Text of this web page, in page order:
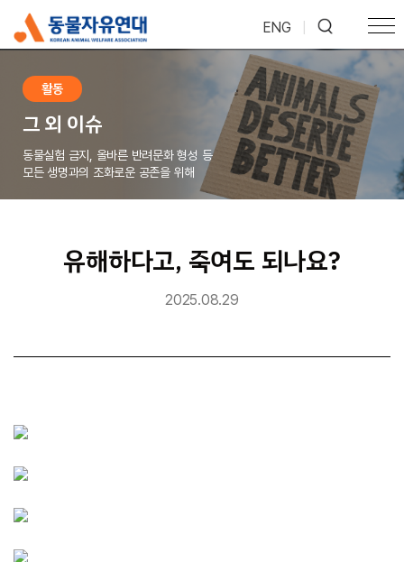
ENG
활동
그 외 이슈
동물실험 금지, 올바른 반려문화 형성 등
모든 생명과의 조화로운 공존을 위해
유해하다고, 죽여도 되나요?
2025.08.29